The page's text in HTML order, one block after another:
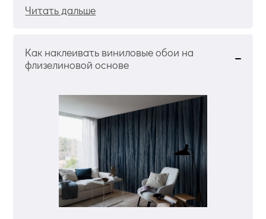
Читать дальше
Как наклеивать виниловые обои на
флизелиновой основе